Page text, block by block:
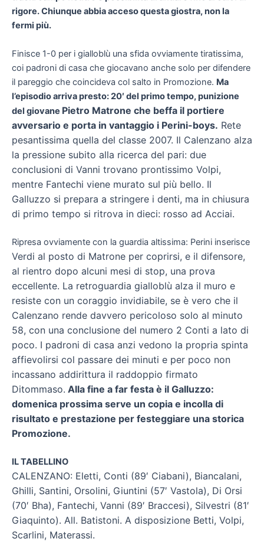
rigore. Chiunque abbia acceso questa giostra, non la
fermi più.
Finisce 1-0 per i gialloblù una sfida ovviamente tiratissima,
coi padroni di casa che giocavano anche solo per difendere
il pareggio che coincideva col salto in Promozione. Ma
l’episodio arriva presto: 20′ del primo tempo, punizione
del giovane Pietro Matrone che beffa il portiere
avversario e porta in vantaggio i Perini-boys. Rete
pesantissima quella del classe 2007. Il Calenzano alza
la pressione subito alla ricerca del pari: due
conclusioni di Vanni trovano prontissimo Volpi,
mentre Fantechi viene murato sul più bello. Il
Galluzzo si prepara a stringere i denti, ma in chiusura
di primo tempo si ritrova in dieci: rosso ad Acciai.
Ripresa ovviamente con la guardia altissima: Perini inserisce
Verdi al posto di Matrone per coprirsi, e il difensore,
al rientro dopo alcuni mesi di stop, una prova
eccellente. La retroguardia gialloblù alza il muro e
resiste con un coraggio invidiabile, se è vero che il
Calenzano rende davvero pericoloso solo al minuto
58, con una conclusione del numero 2 Conti a lato di
poco. I padroni di casa anzi vedono la propria spinta
affievolirsi col passare dei minuti e per poco non
incassano addirittura il raddoppio firmato
Ditommaso. Alla fine a far festa è il Galluzzo:
domenica prossima serve un copia e incolla di
risultato e prestazione per festeggiare una storica
Promozione.
IL TABELLINO
CALENZANO: Eletti, Conti (89′ Ciabani), Biancalani,
Ghilli, Santini, Orsolini, Giuntini (57′ Vastola), Di Orsi
(70′ Bha), Fantechi, Vanni (89′ Braccesi), Silvestri (81′
Giaquinto). All. Batistoni. A disposizione Betti, Volpi,
Scarlini, Materassi.